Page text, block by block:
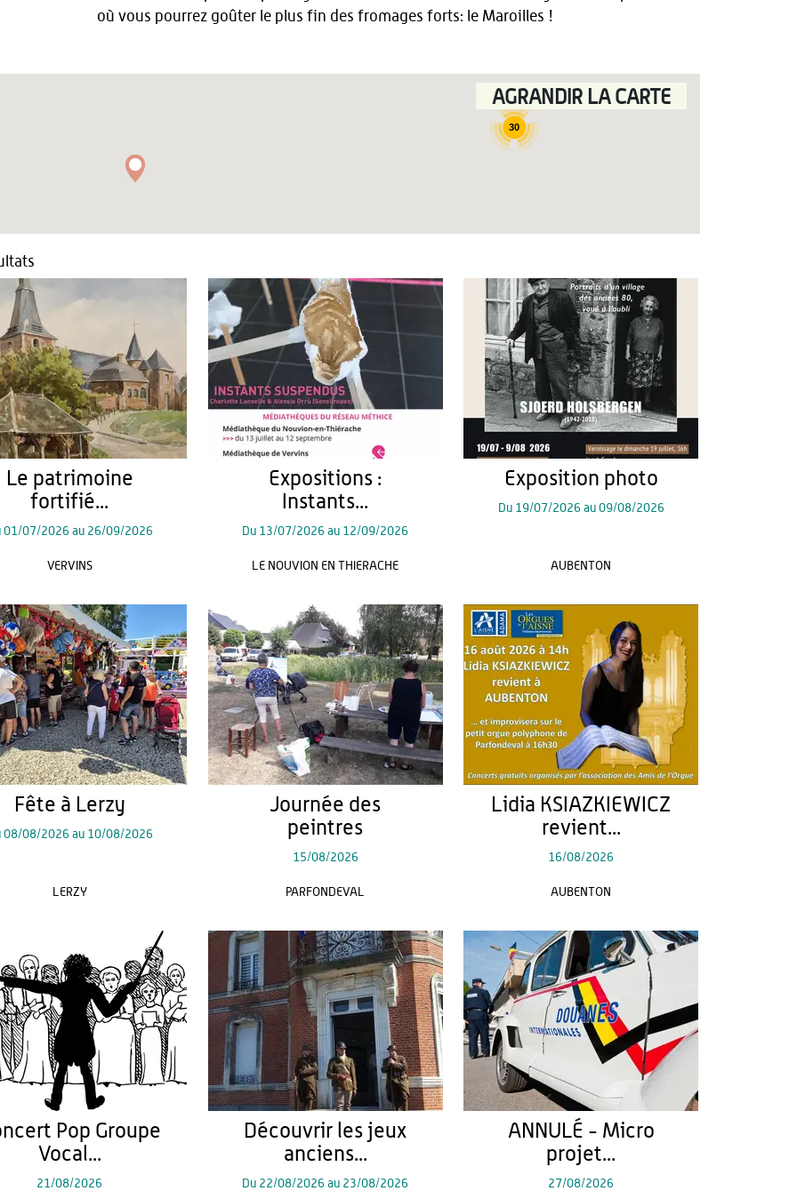
où vous pourrez goûter le plus fin des fromages forts: le Maroilles !
30
AGRANDIR LA CARTE
Le patrimoine
fortifié...
01/07/2026 au 26/09/2026
VERVINS
Expositions :
Instants...
Du 13/07/2026 au 12/09/2026
LE NOUVION EN THIERACHE
Exposition photo
Du 19/07/2026 au 09/08/2026
AUBENTON
Fête à Lerzy
08/08/2026 au 10/08/2026
LERZY
Journée des
peintres
15/08/2026
PARFONDEVAL
Lidia KSIAZKIEWICZ
revient...
16/08/2026
AUBENTON
Pop Groupe
Vocal...
21/08/2026
Découvrir les jeux
anciens...
Du 22/08/2026 au 23/08/2026
ANNULÉ - Micro
projet...
27/08/2026